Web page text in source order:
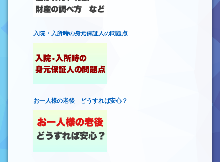
入院・入所時の身元保証人の問題点
お一人様の老後 どうすれば安心？